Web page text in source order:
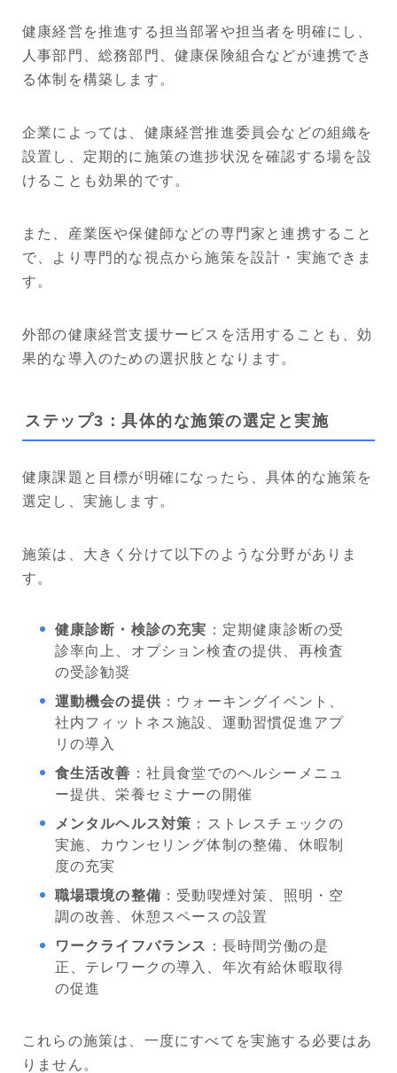
健康経営を推進する担当部署や担当者を明確にし、
人事部門、総務部門、健康保険組合などが連携でき
る体制を構築します。
企業によっては、健康経営推進委員会などの組織を
設置し、定期的に施策の進捗状況を確認する場を設
けることも効果的です。
また、産業医や保健師などの専門家と連携すること
で、より専門的な視点から施策を設計・実施できま
す。
外部の健康経営支援サービスを活用することも、効
果的な導入のための選択肢となります。
ステップ3：具体的な施策の選定と実施
健康課題と目標が明確になったら、具体的な施策を
選定し、実施します。
施策は、大きく分けて以下のような分野がありま
す。
健康診断・検診の充実 ：定期健康診断の受
診率向上、オプション検査の提供、再検査
の受診勧奨
運動機会の提供 ：ウォーキングイベント、
社内フィットネス施設、運動習慣促進アプ
リの導入
食生活改善 ：社員食堂でのヘルシーメニュ
ー提供、栄養セミナーの開催
メンタルヘルス対策 ：ストレスチェックの
実施、カウンセリング体制の整備、休暇制
度の充実
職場環境の整備 ：受動喫煙対策、照明・空
調の改善、休憩スペースの設置
ワークライフバランス
：長時間労働の是
正、テレワークの導入、年次有給休暇取得
の促進
これらの施策は、一度にすべてを実施する必要はあ
りません。